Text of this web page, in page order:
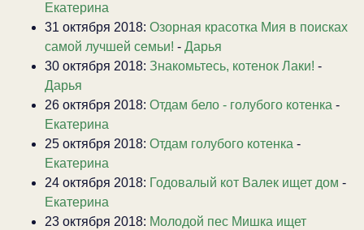
Екатерина
31 октября 2018: Озорная красотка Мия в поисках
самой лучшей семьи! - Дарья
30 октября 2018: Знакомьтесь, котенок Лаки! -
Дарья
26 октября 2018: Отдам бело - голубого котенка -
Екатерина
25 октября 2018: Отдам голубого котенка -
Екатерина
24 октября 2018: Годовалый кот Валек ищет дом -
Екатерина
23 октября 2018: Молодой пес Мишка ищет